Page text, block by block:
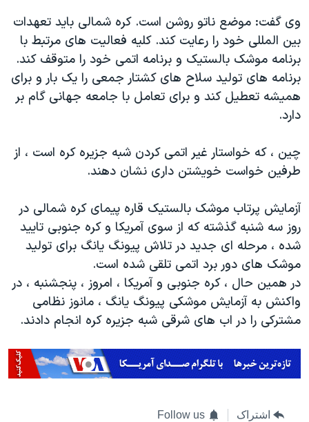
وی گفت: موضع ناتو روشن است. کره شمالی باید تعهدات
بین المللی خود را رعایت کند. کلیه فعالیت های مرتبط با
برنامه موشک بالستیک و برنامه اتمی خود را متوقف کند.
برنامه های تولید سلاح های کشتار جمعی را یک بار و برای
همیشه تعطیل کند و برای تعامل با جامعه جهانی گام بر
دارد.
چین ، که خواستار غیر اتمی کردن شبه جزیره کره است ، از
طرفین خواست خویشتن داری نشان دهند.
آزمایش پرتاب موشک بالستیک قاره پیمای کره شمالی در
روز سه شنبه گذشته که از سوی آمریکا و کره جنوبی تایید
شده ، مرحله ای جدید در تلاش پیونگ یانگ برای تولید
موشک های دور برد اتمی تلقی شده است.
در همین حال ، کره جنوبی و آمریکا ، امروز ، پنجشنبه ، در
واکنش به آزمایش موشکی پیونگ یانگ ، مانوز نظامی
مشترکی را در اب های شرقی شبه جزیره کره انجام دادند.
اشتراک Follow us